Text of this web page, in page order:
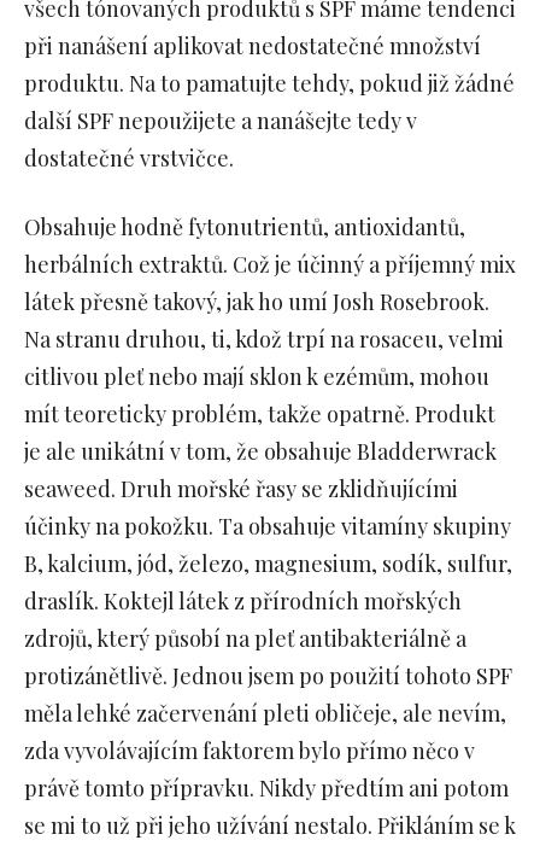
všech tónovaných produktů s SPF máme tendenci
při nanášení aplikovat nedostatečné množství
produktu. Na to pamatujte tehdy, pokud již žádné
další SPF nepoužijete a nanášejte tedy v
dostatečné vrstvičce.
Obsahuje hodně fytonutrientů, antioxidantů,
herbálních extraktů. Což je účinný a příjemný mix
látek přesně takový, jak ho umí Josh Rosebrook.
Na stranu druhou, ti, kdož trpí na rosaceu, velmi
citlivou pleť nebo mají sklon k ezémům, mohou
mít teoreticky problém, takže opatrně. Produkt
je ale unikátní v tom, že obsahuje Bladderwrack
seaweed. Druh mořské řasy se zklidňujícími
účinky na pokožku. Ta obsahuje vitamíny skupiny
B, kalcium, jód, železo, magnesium, sodík, sulfur,
draslík. Koktejl látek z přírodních mořských
zdrojů, který působí na pleť antibakteriálně a
protizánětlivě. Jednou jsem po použití tohoto SPF
měla lehké začervenání pleti obličeje, ale nevím,
zda vyvolávajícím faktorem bylo přímo něco v
právě tomto přípravku. Nikdy předtím ani potom
se mi to už při jeho užívání nestalo. Přikláním se k